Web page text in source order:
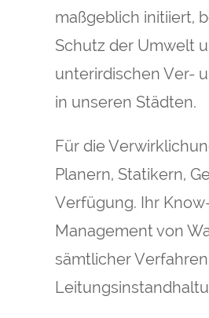
maßgeblich initiiert,
Schutz der Umwelt
unterirdischen Ver-
in unseren Städten.
Für die
Planern, Statikern,
Verfügung. Ihr
Management von
sämtlicher